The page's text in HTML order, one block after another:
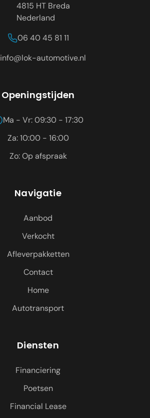
4815 HT Breda
Nederland
06 40 45 81 11
info@lok-automotive.nl
Openingstijden
Ma - Vr: 09:30 - 17:30
Za: 10:00 - 16:00
Zo: Op afspraak
Navigatie
Aanbod
Verkocht
Afleverpakketten
Contact
Home
Autotransport
Diensten
Financiering
Poetsen
Financial Lease